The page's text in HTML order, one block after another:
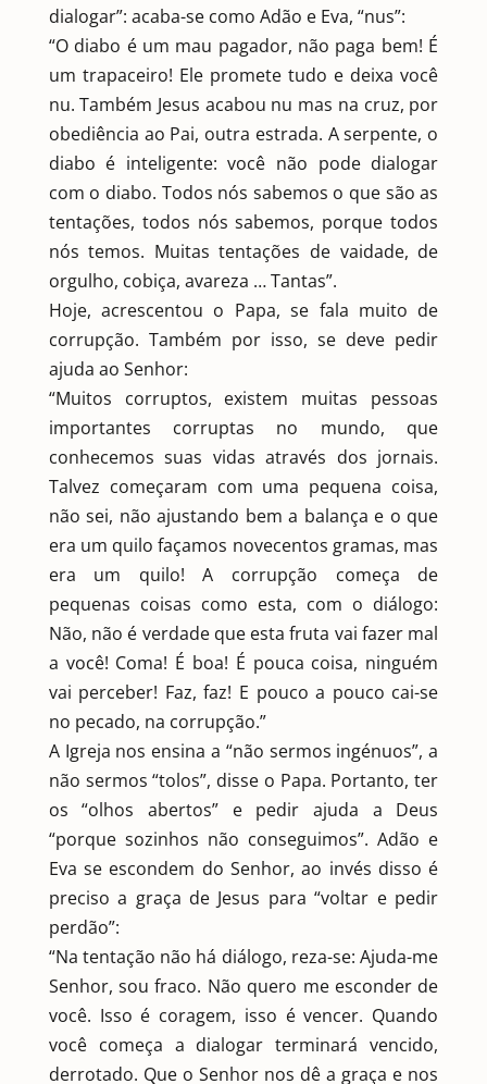
dialogar”: acaba-se como Adão e Eva, “nus”:
“O diabo é um mau pagador, não paga bem! É
um trapaceiro! Ele promete tudo e deixa você
nu. Também Jesus acabou nu mas na cruz, por
obediência ao Pai, outra estrada. A serpente, o
diabo é inteligente: você não pode dialogar
com o diabo. Todos nós sabemos o que são as
tentações, todos nós sabemos, porque todos
nós temos. Muitas tentações de vaidade, de
orgulho, cobiça, avareza … Tantas”.
Hoje, acrescentou o Papa, se fala muito de
corrupção. Também por isso, se deve pedir
ajuda ao Senhor:
“Muitos corruptos, existem muitas pessoas
importantes corruptas no mundo, que
conhecemos suas vidas através dos jornais.
Talvez começaram com uma pequena coisa,
não sei, não ajustando bem a balança e o que
era um quilo façamos novecentos gramas, mas
era um quilo! A corrupção começa de
pequenas coisas como esta, com o diálogo:
Não, não é verdade que esta fruta vai fazer mal
a você! Coma! É boa! É pouca coisa, ninguém
vai perceber! Faz, faz! E pouco a pouco cai-se
no pecado, na corrupção.”
A Igreja nos ensina a “não sermos ingénuos”, a
não sermos “tolos”, disse o Papa. Portanto, ter
os “olhos abertos” e pedir ajuda a Deus
“porque sozinhos não conseguimos”. Adão e
Eva se escondem do Senhor, ao invés disso é
preciso a graça de Jesus para “voltar e pedir
perdão”:
“Na tentação não há diálogo, reza-se: Ajuda-me
Senhor, sou fraco. Não quero me esconder de
você. Isso é coragem, isso é vencer. Quando
você começa a dialogar terminará vencido,
derrotado. Que o Senhor nos dê a graça e nos